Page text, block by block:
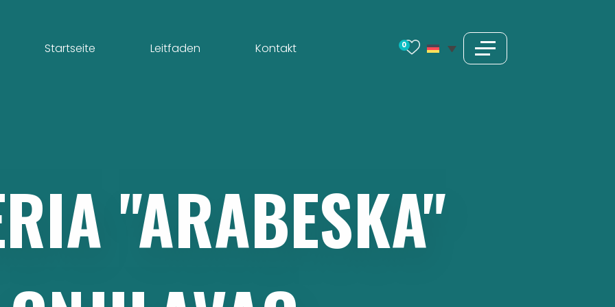
Startseite Leitfaden Kontakt 0
"ARABESKA"